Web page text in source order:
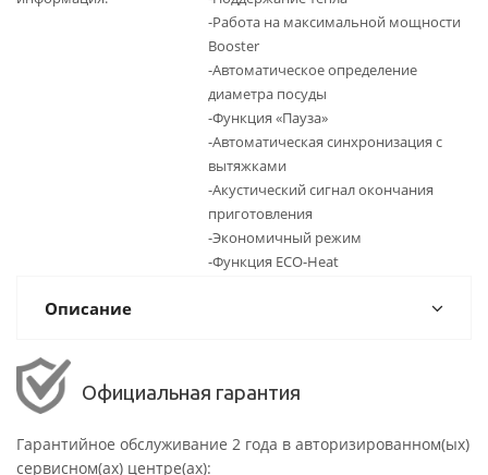
-Работа на максимальной мощности
Booster
-Автоматическое определение
диаметра посуды
-Функция «Пауза»
-Автоматическая синхронизация с
вытяжками
-Акустический сигнал окончания
приготовления
-Экономичный режим
-Функция ECO-Heat
Описание
Официальная гарантия
Гарантийное обслуживание 2 года в авторизированном(ых)
сервисном(ах) центре(ах):